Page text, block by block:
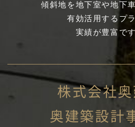
傾斜地を地下室や地下
有効活用するプ
実績が豊富です
株式会社
奥建築設計